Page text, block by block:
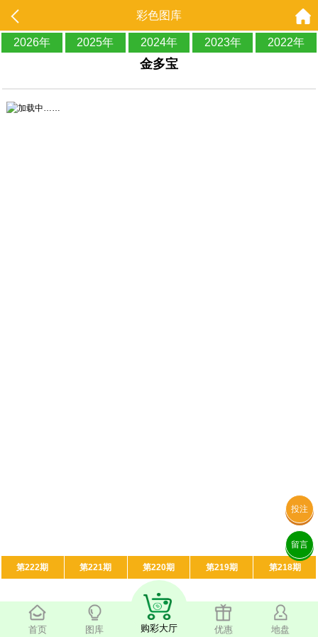
彩色图库
2026年 2025年 2024年 2023年 2022年
金多宝
第222期 第221期 第220期 第219期 第218期
首页 图库 购彩大厅 优惠 地盘
投注
留言